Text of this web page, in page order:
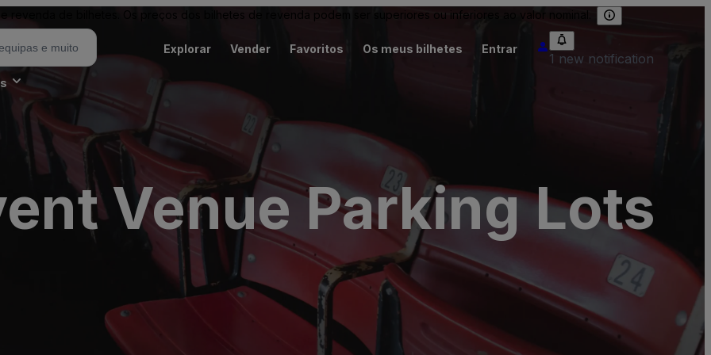
revenda de bilhetes. Os preços dos bilhetes de revenda podem ser superiores ou inferiores ao valor nominal.
Explorar Vender Favoritos Os meus bilhetes Entrar
1 new notification
Venue Parking Lots